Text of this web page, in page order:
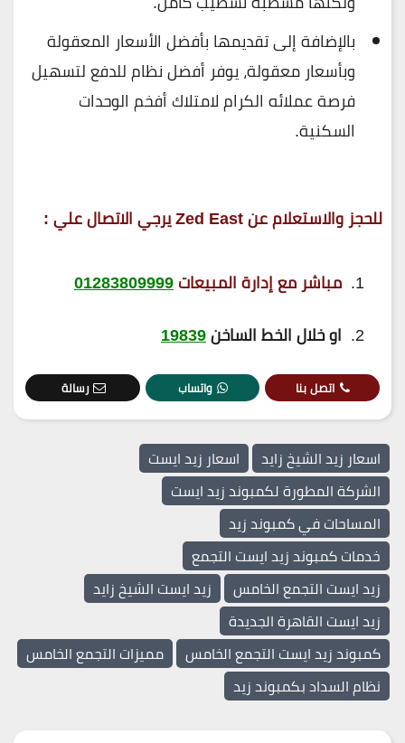
بالإضافة إلى تقديمها بأفضل الأسعار المعقولة
وبأسعار معقولة، يوفر أفضل نظام للدفع لتسهيل
فرصة عملائه الكرام لامتلاك أفخم الوحدات
السكنية.
للحجز والاستعلام عن Zed East يرجي الاتصال علي :
مباشرمعإدارة المبيعات01283809999
او خلال الخط الساخن19839
اتصل بنا واتساب رسالة
اسعار زيد الشيخ زايد
اسعار زيد ايست
الشركة المطورة لكمبوند زيد ايست
المساحات في كمبوند زيد
خدمات كمبوند زيد ايست التجمع
زيد ايست التجمع الخامس
زيد ايست الشيخ زايد
زيد ايست القاهرة الجديدة
كمبوند زيد ايست التجمع الخامس
مميزات التجمع الخامس
نظام السداد بكمبوند زيد